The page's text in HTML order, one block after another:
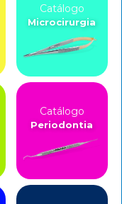
Catálogo
Microcirurgia
Catálogo
Periodontia